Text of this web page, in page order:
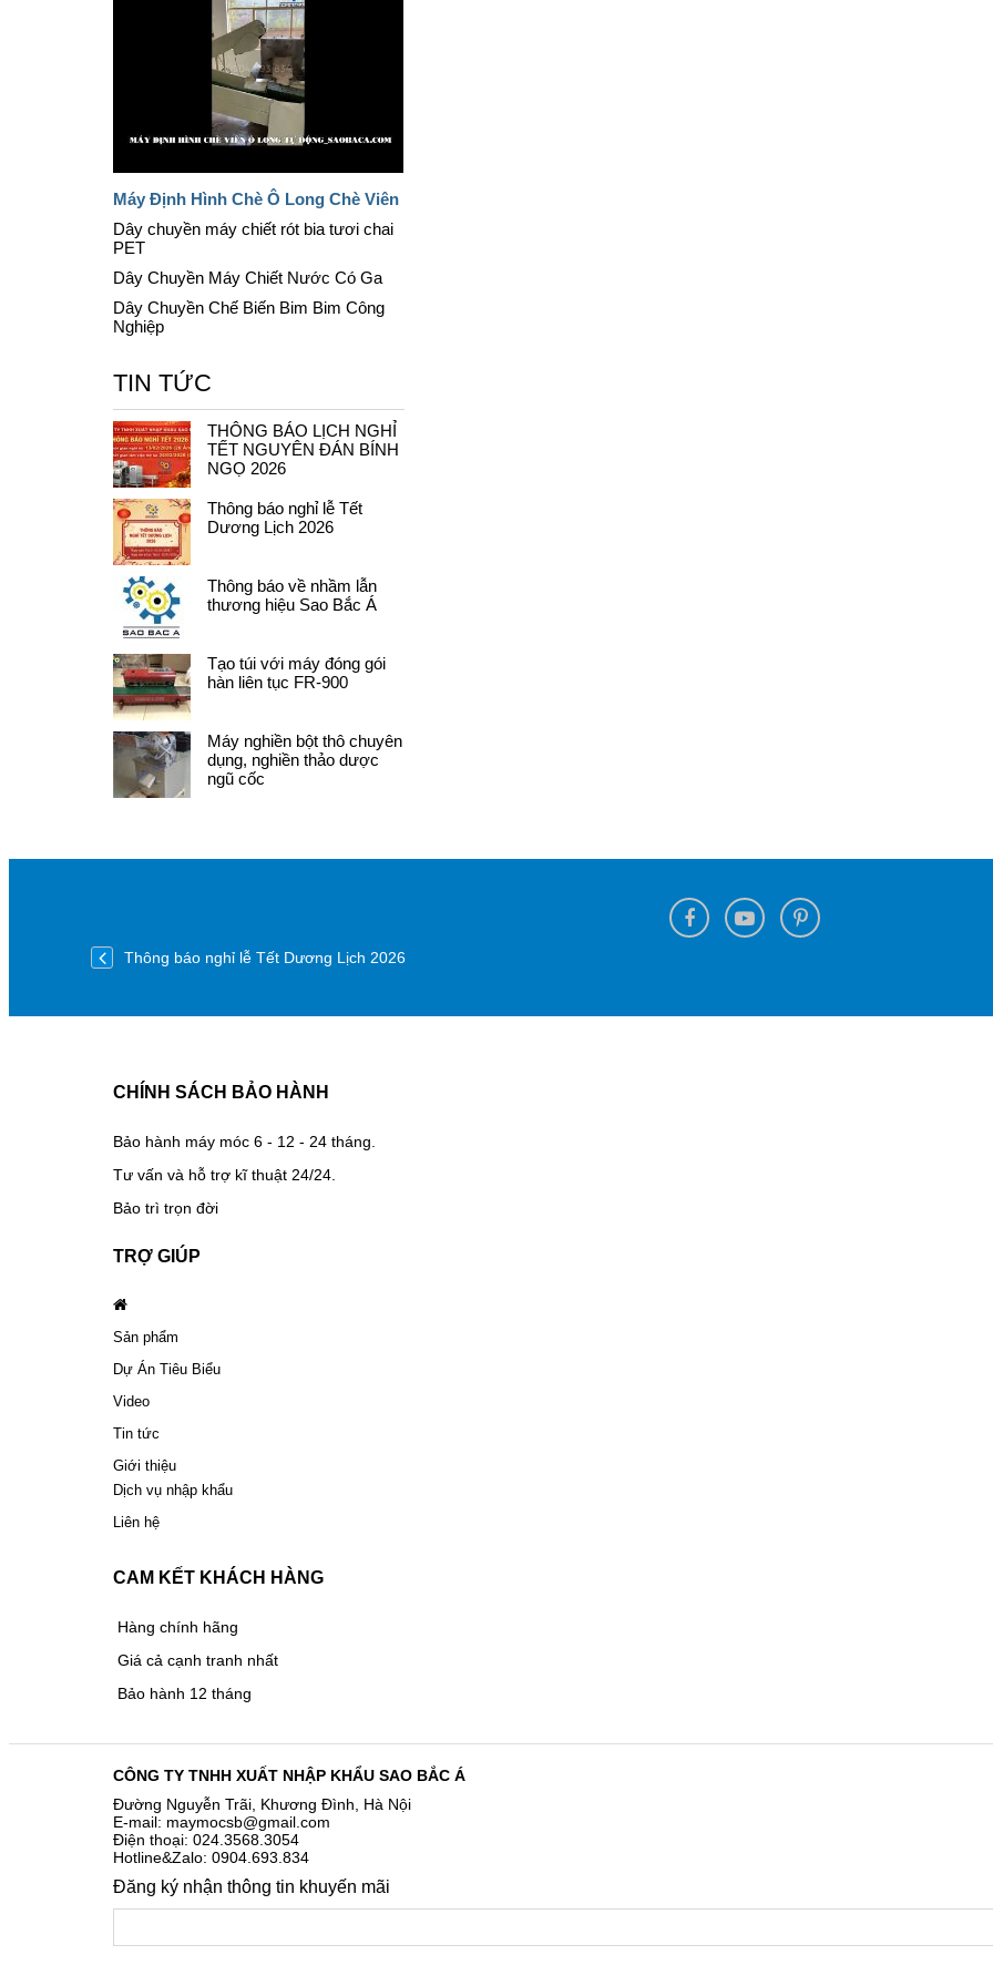
Máy Định Hình Chè Ô Long Chè Viên
Dây chuyền máy chiết rót bia tươi chai
PET
Dây Chuyền Máy Chiết Nước Có Ga
Dây Chuyền Chế Biến Bim Bim Công
Nghiệp
TIN TỨC
THÔNG BÁO LỊCH NGHỈ
TẾT NGUYÊN ĐÁN BÍNH
NGỌ 2026
Thông báo nghỉ lễ Tết
Dương Lịch 2026
Thông báo về nhầm lẫn
thương hiệu Sao Bắc Á
Tạo túi với máy đóng gói
hàn liên tục FR-900
Máy nghiền bột thô chuyên
dụng, nghiền thảo dược
ngũ cốc
Thông báo nghỉ lễ Tết Dương Lịch 2026
CHÍNH SÁCH BẢO HÀNH
Bảo hành máy móc 6 - 12 - 24 tháng.
Tư vấn và hỗ trợ kĩ thuật 24/24.
Bảo trì trọn đời
TRỢ GIÚP
Sản phẩm
Dự Án Tiêu Biểu
Video
Tin tức
Giới thiệu
Dịch vụ nhập khẩu
Liên hệ
CAM KẾT KHÁCH HÀNG
Hàng chính hãng
Giá cả cạnh tranh nhất
Bảo hành 12 tháng
CÔNG TY TNHH XUẤT NHẬP KHẨU SAO BẮC Á
Đường Nguyễn Trãi, Khương Đình, Hà Nội
E-mail: maymocsb@gmail.com
Điện thoại: 024.3568.3054
Hotline&Zalo: 0904.693.834
Đăng ký nhận thông tin khuyến mãi